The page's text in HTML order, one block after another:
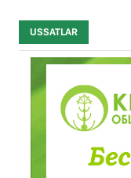
USSATLAR